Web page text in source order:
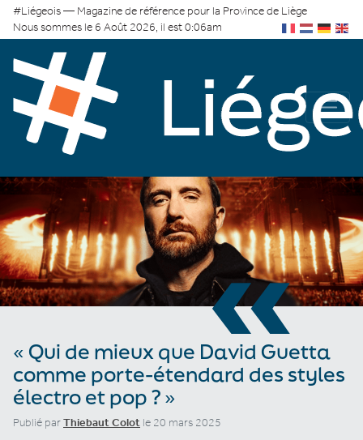
#Liégeois — Magazine de référence pour la Province de Liège
Nous sommes le 6 Août 2026, il est 0:06am
«
« Qui de mieux que David Guetta
comme porte-étendard des styles
électro et pop ? »
Publié parThiebaut Colot le 20 mars 2025